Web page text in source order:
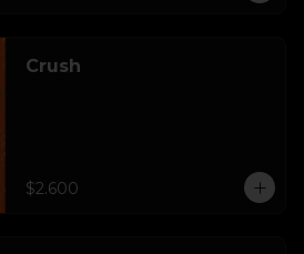
Crush
$2.600